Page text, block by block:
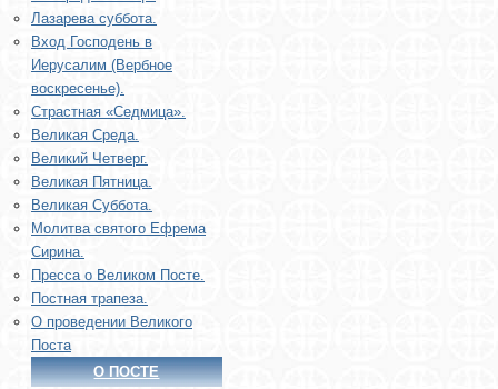
Лазарева суббота.
Вход Господень в
Иерусалим (Вербное
воскресенье).
Страстная «Седмица».
Великая Среда.
Великий Четверг.
Великая Пятница.
Великая Суббота.
Молитва святого Ефрема
Сирина.
Пресса о Великом Посте.
Постная трапеза.
О проведении Великого
Поста
О ПОСТЕ